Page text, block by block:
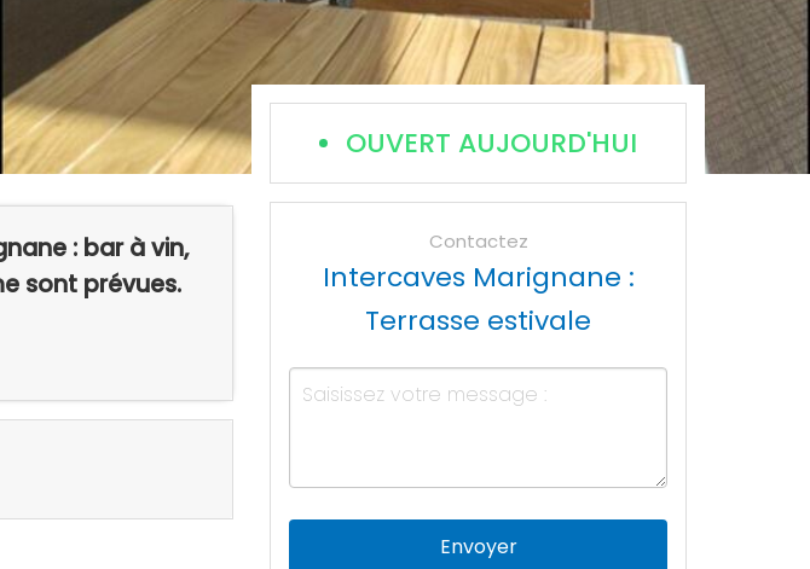
: bar à vin,
sont prévues.
OUVERT AUJOURD'HUI
Contactez
Intercaves Marignane :
Terrasse estivale
Envoyer